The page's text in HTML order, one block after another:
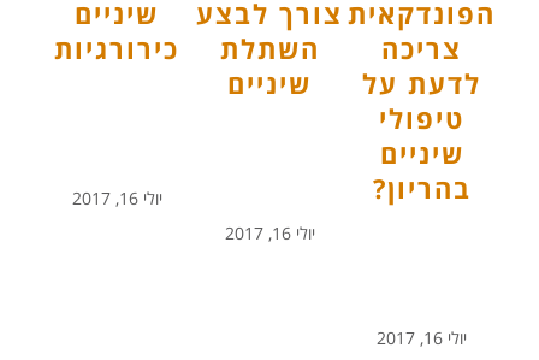
הפונדקאית
צריכה
לדעת על
טיפולי
שיניים
בהריון?
יולי 16, 2017
צורך לבצע
השתלת
שיניים
יולי 16, 2017
שיניים
כירורגיות
יולי 16, 2017